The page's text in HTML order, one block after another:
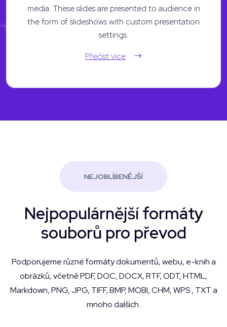
media. These slides are presented to audience in
the form of slideshows with custom presentation
settings.
Přečíst více
NEJOBLÍBENĚJŠÍ
Nejpopulárnější formáty
souborů pro převod
Podporujeme různé formáty dokumentů, webu, e-knih a
obrázků, včetně PDF, DOC, DOCX, RTF, ODT, HTML,
Markdown, PNG, JPG, TIFF, BMP, MOBI, CHM, WPS , TXT a
mnoho dalších.